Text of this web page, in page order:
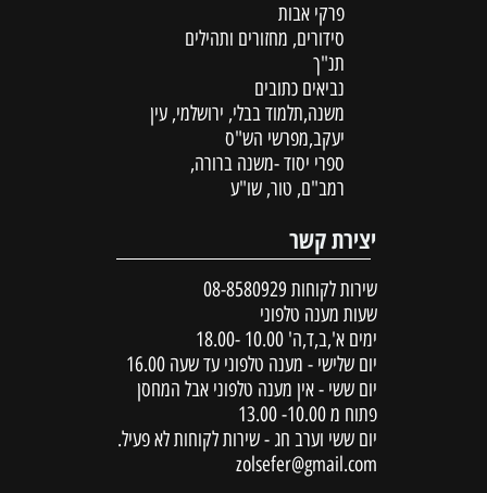
פרקי אבות
סידורים, מחזורים ותהילים
תנ"ך
נביאים כתובים
משנה,תלמוד בבלי, ירושלמי, עין
יעקב,מפרשי הש"ס
ספרי יסוד -משנה ברורה,
רמב"ם, טור, שו"ע
יצירת קשר
שירות לקוחות 08-8580929
שעות מענה טלפוני
ימים א',ב,ד,ה' 10.00 -18.00
יום שלישי - מענה טלפוני עד שעה 16.00
יום ששי - אין מענה טלפוני אבל המחסן
פתוח מ 10.00- 13.00
יום ששי וערב חג - שירות לקוחות לא פעיל.
zolsefer@gmail.com